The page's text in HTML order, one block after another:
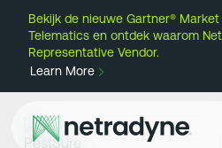
Bekijk de nieuwe Gartner®
Telematics en ontdek waarom
Representative Vendor.
Learn More